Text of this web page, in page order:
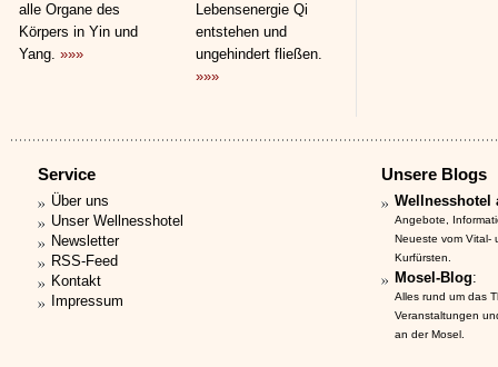
alle Organe des
Körpers in Yin und
Yang. »»»
Lebensenergie Qi
entstehen und
ungehindert fließen.
»»»
Service
Über uns
Unser Wellnesshotel
Newsletter
RSS-Feed
Kontakt
Impressum
Unsere Blogs
Wellnesshotel
Angebote,
Neueste vom Vital-
Kurfürsten.
Mosel-Blog:
Alles rund um das
Veranstaltungen
an der Mosel.